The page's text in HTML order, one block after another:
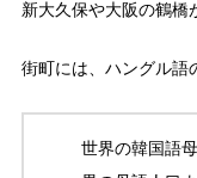
新大久保や大阪の鶴橋
街町には、ハングル語
世界の韓国語